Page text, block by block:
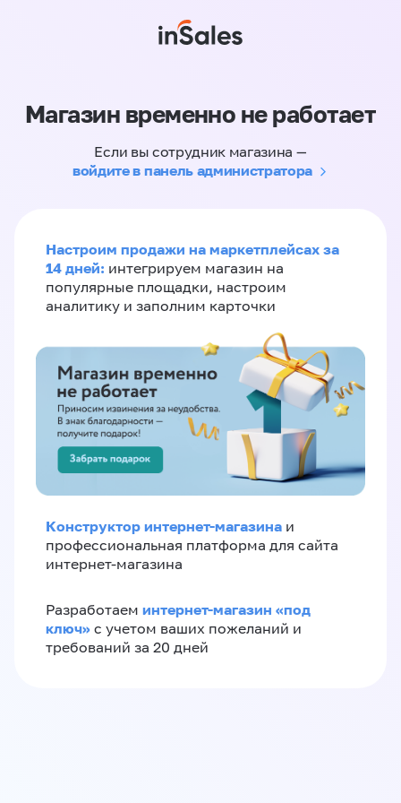
Магазин временно не работает
Если вы сотрудник магазина —
войдите в панель администратора
Настроим продажи на маркетплейсах за
14 дней: интегрируем магазин на
популярные площадки, настроим
аналитику и заполним карточки
Конструктор интернет-магазина и
профессиональная платформа для сайта
интернет-магазина
Разработаем интернет-магазин «‎под
ключ»‎ с учетом ваших пожеланий и
требований за 20 дней